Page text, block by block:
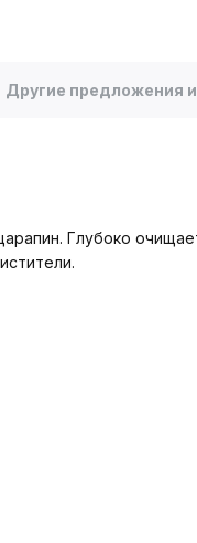
Другие предложения
Глубоко